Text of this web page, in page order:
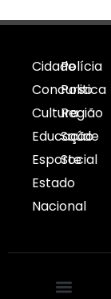
Cidade
Concurso
Cultura
Educação
Esporte
Estado
Nacional
Polícia
Politica
Região
Saúde
Social